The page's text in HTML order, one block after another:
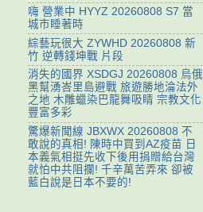
嗨 營業中 HYYZ 20260808 S7 當
城市睡著時
綜藝玩很大 ZYWHD 20260808 新
竹 逆轉錢坤戰 片段
消失的國界 XSDGJ 20260808 烏俄
黑幫湧峇里島避戰 旅遊勝地淪法外
之地 木雕蠟染巴龍舞吸睛 宗教文化
豐富多彩
驚爆新聞線 JBXWX 20260808 不
敢說的真相! 陳時中買到AZ疫苗 日
本義氣相挺先收下後用捐贈給台灣
就怕中共阻攔! 千辛萬苦弄來 卻被
藍白說是日本不要的!